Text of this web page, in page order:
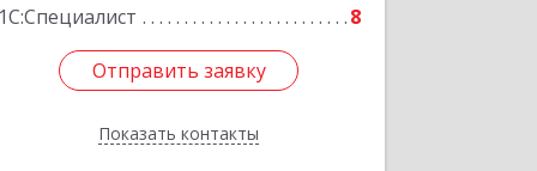
1С:Специалист
8
Отправить заявку
Показать контакты
Отправить заявку
Назад